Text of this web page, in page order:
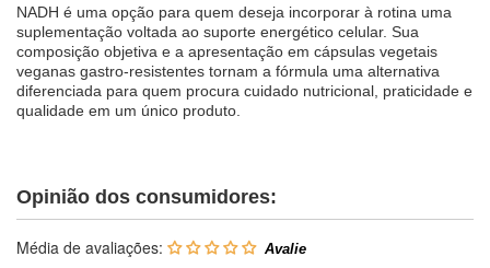
NADH é uma opção para quem deseja incorporar à rotina uma
suplementação voltada ao suporte energético celular. Sua
composição objetiva e a apresentação em cápsulas vegetais
veganas gastro-resistentes tornam a fórmula uma alternativa
diferenciada para quem procura cuidado nutricional, praticidade e
qualidade em um único produto.
Opinião dos consumidores:
Média de avaliações: